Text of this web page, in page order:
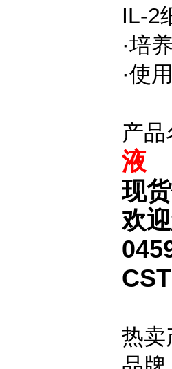
IL-2
·培
·使
产品
液
现
欢
热卖